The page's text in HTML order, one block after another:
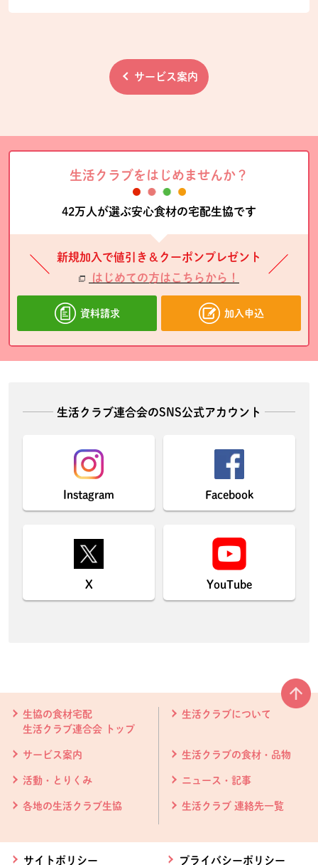
サービス案内
生活クラブをはじめませんか？
42万人が選ぶ安心食材の宅配生協です
新規加入で値引き＆クーポンプレゼント
はじめての方はこちらから！
資料請求 加入申込
生活クラブ連合会のSNS公式アカウント
Instagram Facebook
X YouTube
生協の食材宅配
生活クラブ連合会 トップ
生活クラブについて
サービス案内 生活クラブの食材・品物
活動・とりくみ ニュース・記事
各地の生活クラブ生協 生活クラブ 連絡先一覧
サイトポリシー プライバシーポリシー